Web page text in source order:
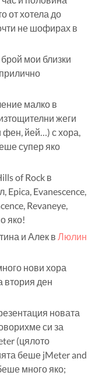
от хотела до
не шофирах в
мои близки
малко в
жеги
фен, йей…) с хора,
супер яко
of Rock в
Epica, Evanescence,
Revaneye,
яко!
и Алек в Люлин
нови хора
втория ден
новата
си за
(цялото
беше jMeter and
много яко;